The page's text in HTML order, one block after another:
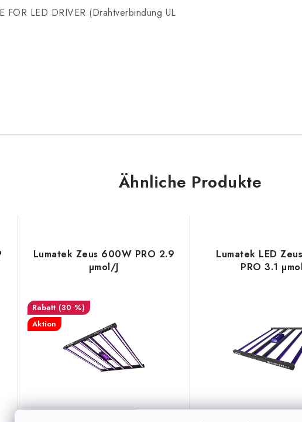
FOR LED DRIVER (Drahtverbindung UL
Ähnliche Produkte
Lumatek Zeus 600W PRO 2.9
µmol/J
(30 %)
Aktion
Lumatek LED
PRO 3.1